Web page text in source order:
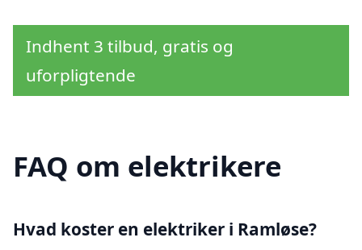
Indhent 3 tilbud, gratis og
uforpligtende
FAQ om elektrikere
Hvad koster en elektriker i Ramløse?